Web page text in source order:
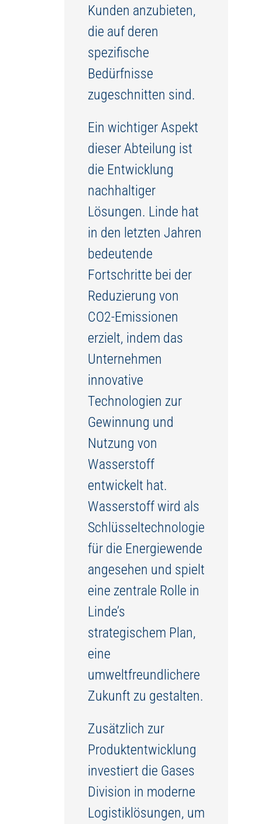
Kunden anzubieten,
die auf deren
spezifische
Bedürfnisse
zugeschnitten sind.
Ein wichtiger Aspekt
dieser Abteilung ist
die Entwicklung
nachhaltiger
Lösungen. Linde hat
in den letzten Jahren
bedeutende
Fortschritte bei der
Reduzierung von
CO2-Emissionen
erzielt, indem das
Unternehmen
innovative
Technologien zur
Gewinnung und
Nutzung von
Wasserstoff
entwickelt hat.
Wasserstoff wird als
Schlüsseltechnologie
für die Energiewende
angesehen und spielt
eine zentrale Rolle in
Linde’s
strategischem Plan,
eine
umweltfreundlichere
Zukunft zu gestalten.
Zusätzlich zur
Produktentwicklung
investiert die Gases
Division in moderne
Logistiklösungen, um